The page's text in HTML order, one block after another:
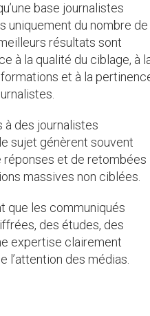
base journalistes
uniquement du nombre de
résultats sont
à la qualité du ciblage, à
et à la
à des journalistes
sujet génèrent souvent
réponses et de retombées
massives non ciblées.
que les communiqués
des études, des
expertise clairement
l’attention des médias.